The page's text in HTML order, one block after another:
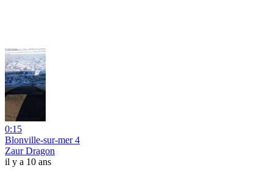
0:15
Blonville-sur-mer 4
Zaur Dragon
il y a 10 ans